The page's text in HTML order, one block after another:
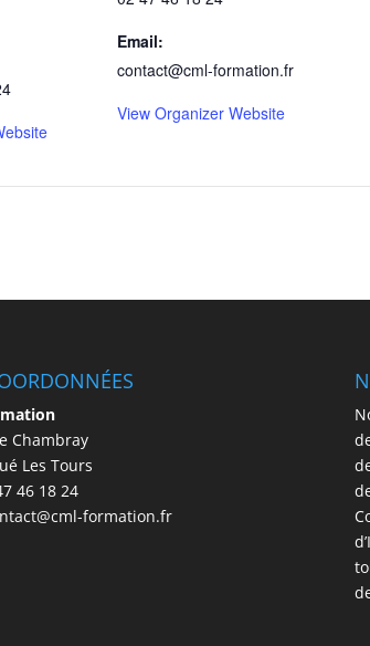
Email:
contact@cml-formation.fr
View Organizer Website
Chambray
Les Tours
46 18 24
formation.fr